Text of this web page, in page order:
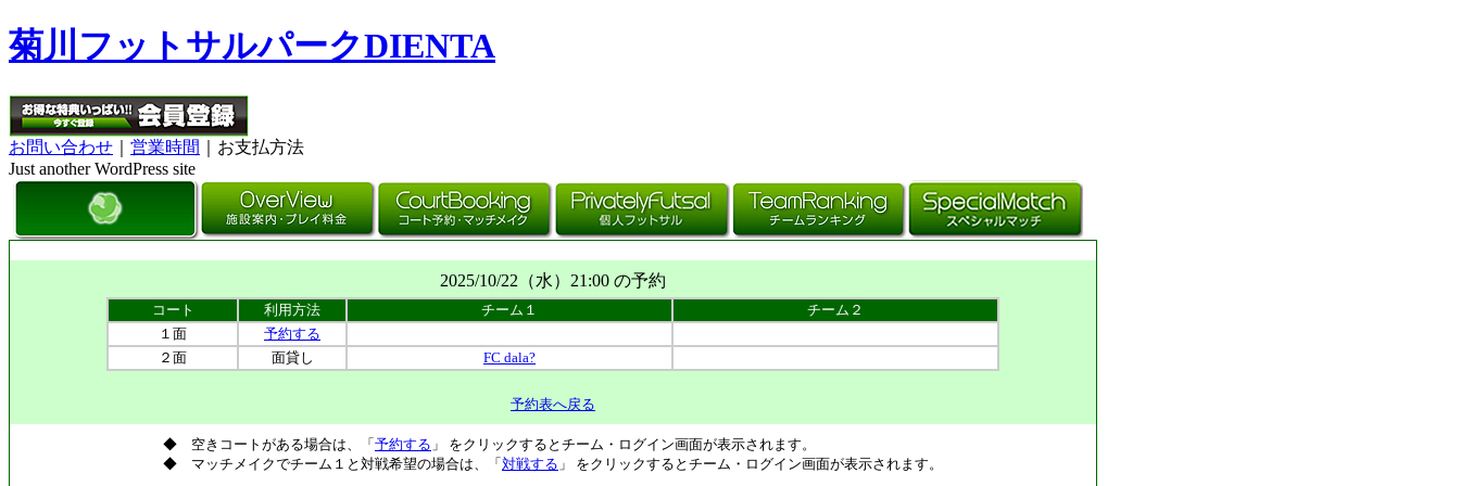
菊川フットサルパークDIENTA
お問い合わせ 営業時間
｜お支払方法
Just another WordPress site
2025/10/22（水）21:00 の予約
コート 利用方法 チーム１
チーム２
１面
予約する
２面
面貸し FC dala?
予約表へ戻る
◆ 空きコートがある場合は、「 予約する 」 をクリックするとチーム・ログイン画面が表示されます。
◆ マッチメイクでチーム１と対戦希望の場合は、「 対戦する 」 をクリックするとチーム・ログイン画面が表示されます。